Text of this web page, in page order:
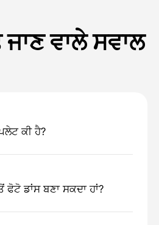
ਵਾਲੇ ਸਵਾਲ
ਕੀ ਹੈ?
ਡਾਂਸ ਬਣਾ ਸਕਦਾ ਹਾਂ?